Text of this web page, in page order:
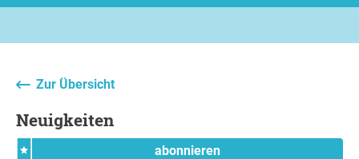
Zur Übersicht
Neuigkeiten
abonnieren